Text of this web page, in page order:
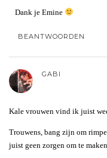
Dank je Emine
BEANTWOORDEN
GABI
Kale vrouwen vind ik juist
Trouwens, bang zijn om
juist geen zorgen om te maken